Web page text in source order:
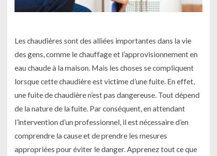
Les chaudières sont des alliées importantes dans la vie
des gens, comme le chauffage et l’approvisionnement en
eau chaude à la maison. Mais les choses se compliquent
lorsque cette chaudière est victime d’une fuite. En effet,
une fuite de chaudière n’est pas dangereuse. Tout dépend
de la nature de la fuite. Par conséquent, en attendant
l’intervention d’un professionnel, il est nécessaire d’en
comprendre la cause et de prendre les mesures
appropriées pour éviter le danger. Apprenez tout ce que